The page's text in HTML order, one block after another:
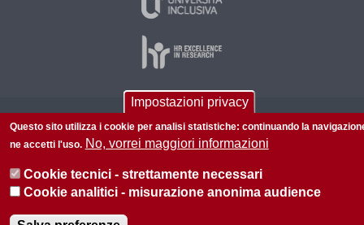
© 2026 Università di Padova - Tutti i diritti riservati
P.I. 00742430283 C.F. 80006480281
Informazioni su questo sito Privacy policy
Impostazioni privacy
Questo sito utilizza i cookie per analisi statistiche: continuando la
ne accetti l'uso. No, vorrei maggiori informazioni
Cookie tecnici - strettamente necessari
Cookie analitici - misurazione anonima audience